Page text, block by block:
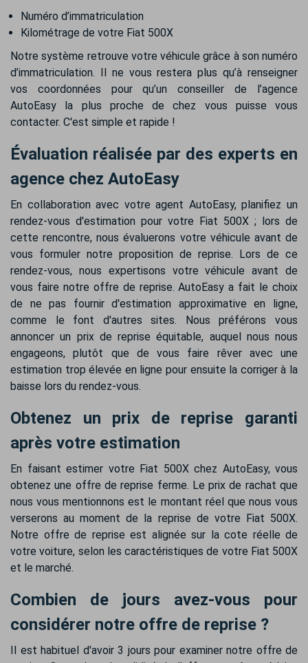
Numéro d’immatriculation
Kilométrage de votre Fiat 500X
Notre système retrouve votre véhicule grâce à son numéro
d’immatriculation. Il ne vous restera plus qu’à renseigner
vos coordonnées pour qu’un conseiller de l’agence
AutoEasy la plus proche de chez vous puisse vous
contacter. C'est simple et rapide !
Évaluation réalisée par des experts en
agence chez AutoEasy
En collaboration avec votre agent AutoEasy, planifiez un
rendez-vous d'estimation pour votre Fiat 500X ; lors de
cette rencontre, nous évaluerons votre véhicule avant de
vous formuler notre proposition de reprise. Lors de ce
rendez-vous, nous expertisons votre véhicule avant de
vous faire notre offre de reprise. AutoEasy a fait le choix
de ne pas fournir d'estimation approximative en ligne,
comme le font d'autres sites. Nous préférons vous
annoncer un prix de reprise équitable, auquel nous nous
engageons, plutôt que de vous faire rêver avec une
estimation trop élevée en ligne pour ensuite la corriger à la
baisse lors du rendez-vous.
Obtenez un prix de reprise garanti
après votre estimation
En faisant estimer votre Fiat 500X chez AutoEasy, vous
obtenez une offre de reprise ferme. Le prix de rachat que
nous vous mentionnons est le montant réel que nous vous
verserons au moment de la reprise de votre Fiat 500X.
Notre offre de reprise est alignée sur la cote réelle de
votre voiture, selon les caractéristiques de votre Fiat 500X
et le marché.
Combien de jours avez-vous pour
considérer notre offre de reprise ?
Il est habituel d'avoir 3 jours pour examiner notre offre de